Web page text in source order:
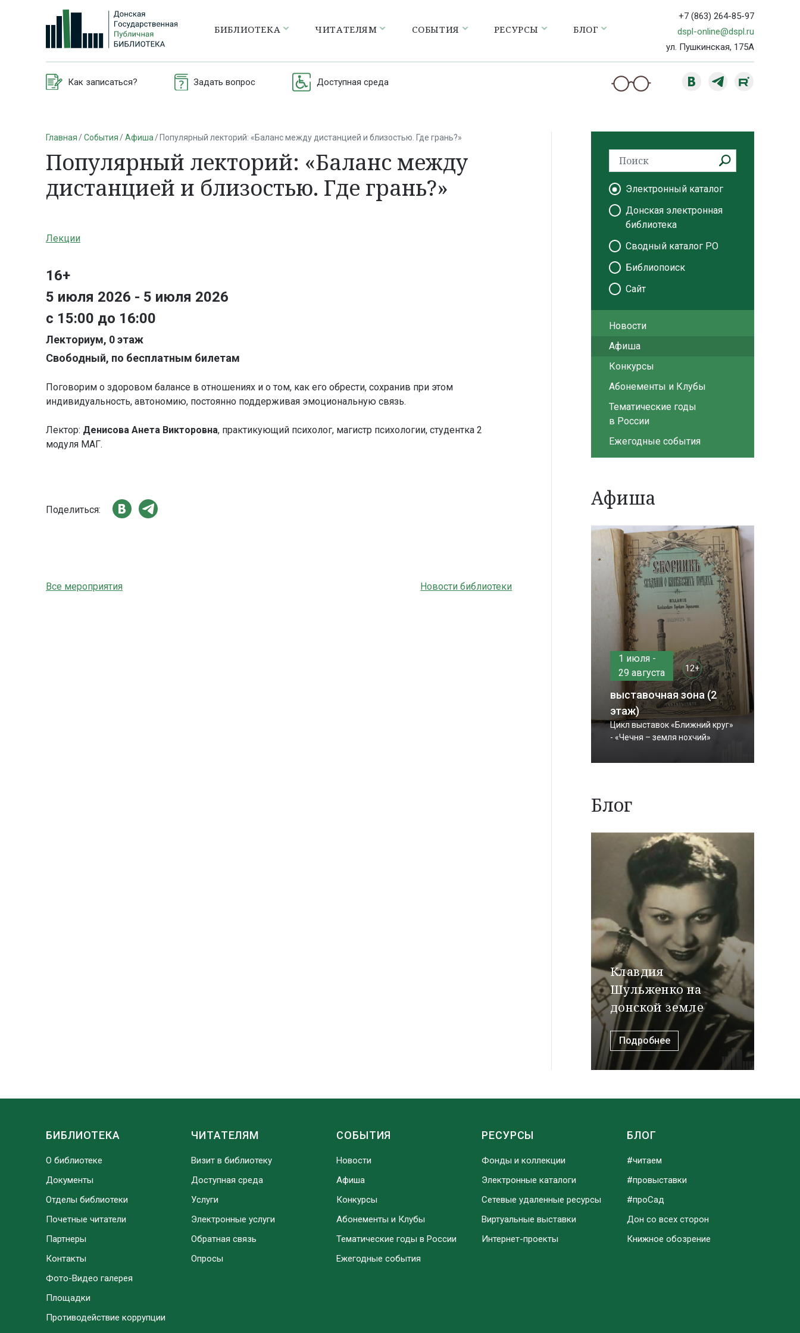
БИБЛИОТЕКА ЧИТАТЕЛЯМ СОБЫТИЯ РЕСУРСЫ БЛОГ
+7 (863) 264-85-97
dspl-online@dspl.ru
ул. Пушкинская, 175А
Как записаться? Задать вопрос Доступная среда
Главная События Афиша Популярный лекторий: «Баланс между дистанцией и близостью. Где грань?»
Популярный лекторий: «Баланс между
дистанцией и близостью. Где грань?»
Лекции
16+
5 июля 2026 - 5 июля 2026
с 15:00 до 16:00
Лекториум, 0 этаж
Свободный, по бесплатным билетам
Поговорим о здоровом балансе в отношениях и о том, как его обрести, сохранив при этом
индивидуальность, автономию, постоянно поддерживая эмоциональную связь.
Лектор: Денисова Анета Викторовна, практикующий психолог, магистр психологии, студентка 2
модуля МАГ.
Поделиться:
Все мероприятия Новости библиотеки
Электронный каталог
Донская электронная
библиотека
Сводный каталог РО
Библиопоиск
Сайт
Новости
Афиша
Конкурсы
Абонементы и Клубы
Тематические годы
в России
Ежегодные события
Афиша
1 июля -
29 августа
12+
выставочная зона (2
этаж)
Цикл выставок «Ближний круг»
- «Чечня – земля нохчий»
Блог
Клавдия
Шульженко на
донской земле
Подробнее
БИБЛИОТЕКА
О библиотеке
Документы
Отделы библиотеки
Почетные читатели
Партнеры
Контакты
Фото-Видео галерея
Площадки
Противодействие коррупции
ЧИТАТЕЛЯМ
Визит в библиотеку
Доступная среда
Услуги
Электронные услуги
Обратная связь
Опросы
СОБЫТИЯ
Новости
Афиша
Конкурсы
Абонементы и Клубы
Тематические годы в России
Ежегодные события
РЕСУРСЫ
Фонды и коллекции
Электронные каталоги
Сетевые удаленные ресурсы
Виртуальные выставки
Интернет-проекты
БЛОГ
#читаем
#провыставки
#проСад
Дон со всех сторон
Книжное обозрение